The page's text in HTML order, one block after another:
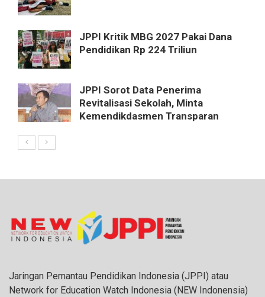
JPPI Kritik MBG 2027 Pakai Dana
Pendidikan Rp 224 Triliun
JPPI Sorot Data Penerima
Revitalisasi Sekolah, Minta
Kemendikdasmen Transparan
Jaringan Pemantau Pendidikan Indonesia (JPPI) atau
Network for Education Watch Indonesia (NEW Indonensia)